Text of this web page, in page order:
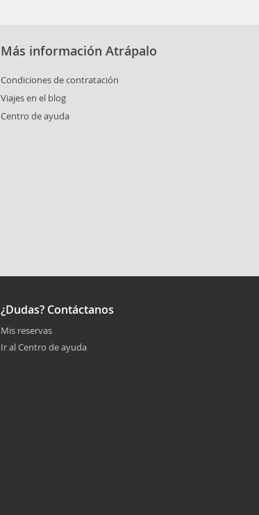
Más información Atrápalo
Condiciones de contratación
Viajes en el blog
Centro de ayuda
¿Dudas? Contáctanos
Mis reservas
Ir al Centro de ayuda